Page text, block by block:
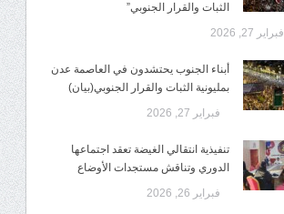
الثبات والقرار الجنوبي”
فبراير 27, 2026
أبناء الجنوب يحتشدون في العاصمة عدن
بمليونية الثبات والقرار الجنوبي(بيان)
فبراير 27, 2026
تنفيذية انتقالي الغيضة تعقد اجتماعها
الدوري وتناقش مستجدات الأوضاع
فبراير 26, 2026